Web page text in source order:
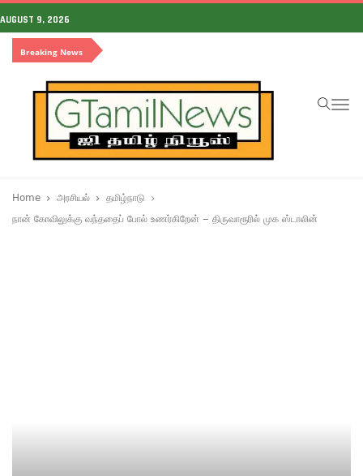
AUGUST 9, 2026
Breaking News
Home அரசியல்
தமிழ்நாடு
நான் கோவிலுக்கு வந்ததைப் போல் உணர்கிறேன் – திருவாரூரில் முக ஸ்டாலின்